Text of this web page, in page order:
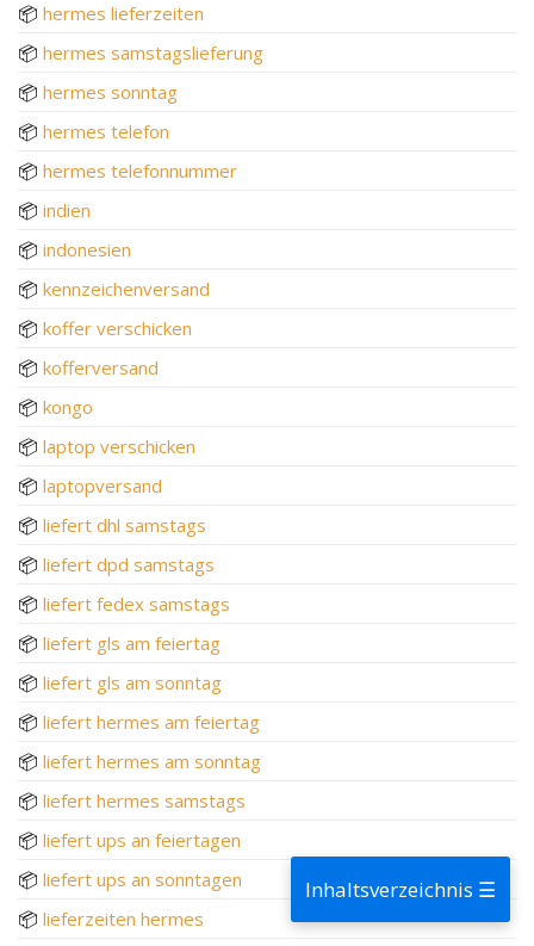
📦 hermes lieferzeiten
📦 hermes samstagslieferung
📦 hermes sonntag
📦 hermes telefon
📦 hermes telefonnummer
📦 indien
📦 indonesien
📦 kennzeichenversand
📦 koffer verschicken
📦 kofferversand
📦 kongo
📦 laptop verschicken
📦 laptopversand
📦 liefert dhl samstags
📦 liefert dpd samstags
📦 liefert fedex samstags
📦 liefert gls am feiertag
📦 liefert gls am sonntag
📦 liefert hermes am feiertag
📦 liefert hermes am sonntag
📦 liefert hermes samstags
📦 liefert ups an feiertagen
📦 liefert ups an sonntagen
📦 lieferzeiten hermes
Inhaltsverzeichnis ☰